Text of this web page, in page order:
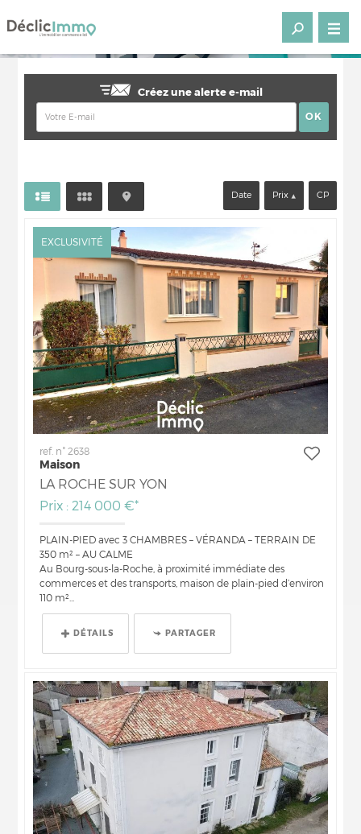
Créez une alerte e-mail
Date Prix CP
EXCLUSIVITÉ
ref. n° 2638
Maison
LA ROCHE SUR YON
Prix : 214 000 €*
PLAIN-PIED avec 3 CHAMBRES – VÉRANDA – TERRAIN DE
350 m² – AU CALME
Au Bourg-sous-la-Roche, à proximité immédiate des
commerces et des transports, maison de plain-pied d’environ
110 m²...
DÉTAILS PARTAGER